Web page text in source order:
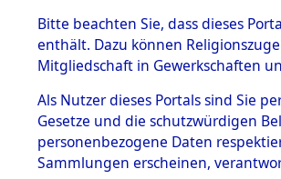
BESTÄNDE
1.
mente
5. Verschiedenes
5.3
Todesmärsche
Bitte beachten Sie, dass dieses
enthält. Dazu können
Mitgliedschaft in Gewerkschaften
Als Nutzer dieses Portals sind Sie
Gesetze und die schutzwürdigen
personenbezogene Daten
Sammlungen erscheinen,